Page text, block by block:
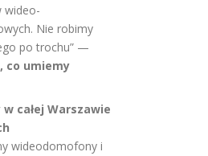
wideo-
Nie robimy
po trochu” —
co umiemy
w całej Warszawie
wideodomofony i